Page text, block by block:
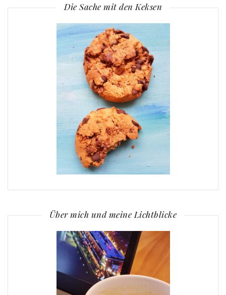
Die Sache mit den Keksen
Über mich und meine Lichtblicke